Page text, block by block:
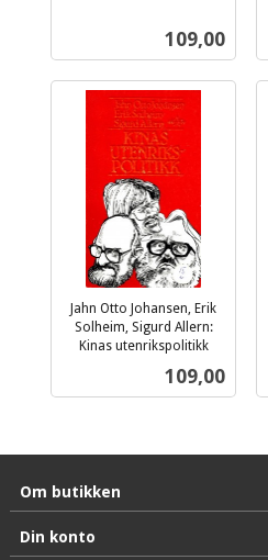
Pris
109,00
Jahn Otto Johansen, Erik
Solheim, Sigurd Allern:
Kinas utenrikspolitikk
Pris
109,00
Om butikken
Din konto